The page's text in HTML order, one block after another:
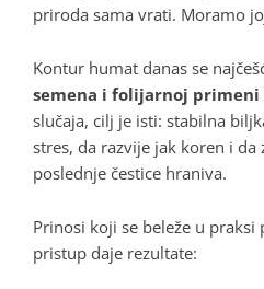
priroda sama vrati. Moramo
Kontur humat danas se
semena i folijarnoj primeni
slučaja, cilj je isti: stabilna
stres, da razvije jak koren i
poslednje čestice hraniva.
Prinosi koji se beleže u praksi
pristup daje rezultate: